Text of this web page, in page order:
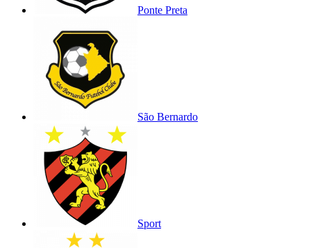
Ponte Preta
São Bernardo
Sport